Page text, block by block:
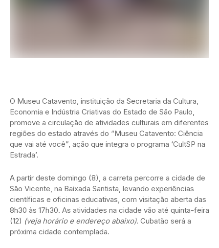
O Museu Catavento, instituição da Secretaria da Cultura,
Economia e Indústria Criativas do Estado de São Paulo,
promove a circulação de atividades culturais em diferentes
regiões do estado através do “Museu Catavento: Ciência
que vai até você”, ação que integra o programa ‘CultSP na
Estrada’.
A partir deste domingo (8), a carreta percorre a cidade de
São Vicente, na Baixada Santista, levando experiências
científicas e oficinas educativas, com visitação aberta das
8h30 às 17h30. As atividades na cidade vão até quinta-feira
(12) (veja horário e endereço abaixo). Cubatão será a
próxima cidade contemplada.